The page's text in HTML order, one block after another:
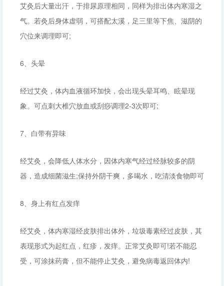
艾灸后大量出汗，于排尿原理相同，同样为排出体内寒湿之
气。若灸后身体虚弱，可搭配太溪，足三里等下焦、滋阴的
穴位来调理即可;
6、头晕
经过艾灸，体内血液循环加快，会出现头晕耳鸣、眩晕现
象。可点刺大椎穴放血或刮痧调理2-3次即可;
7、白带有异味
经艾灸，会降低人体水分，因体内寒气经过经脉较多的阴
器，造成细菌滋生;保持外阴干爽，多喝水，吃清淡食物即可
8、身上有红点发痒
经艾灸，体内寒湿经皮肤排出体外，垃圾毒素经过皮肤，其
表现形式为起红点，红疹，发痒。正常艾灸即可!若不能忍
受，可涂抹药膏，但不能停止艾灸，避免病毒返回体内!